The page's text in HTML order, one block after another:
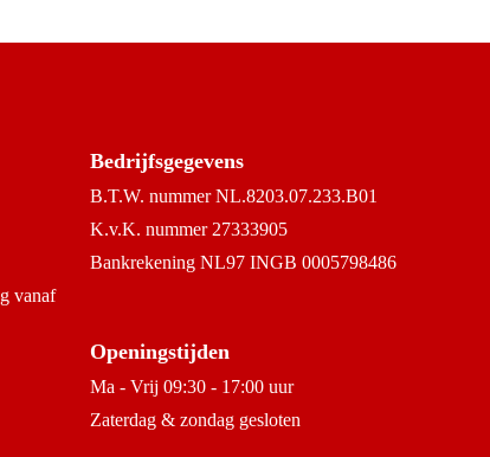
vanaf
Bedrijfsgegevens
B.T.W. nummer NL.8203.07.233.B01
K.v.K. nummer 27333905
Bankrekening NL97 INGB 0005798486
Openingstijden
Ma - Vrij 09:30 - 17:00 uur
Zaterdag & zondag gesloten